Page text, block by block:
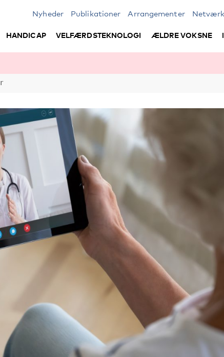
Nyheder Publikationer Arrangementer Netværk
HANDICAP VELFÆRDSTEKNOLOGI ÆLDRE VOKSNE